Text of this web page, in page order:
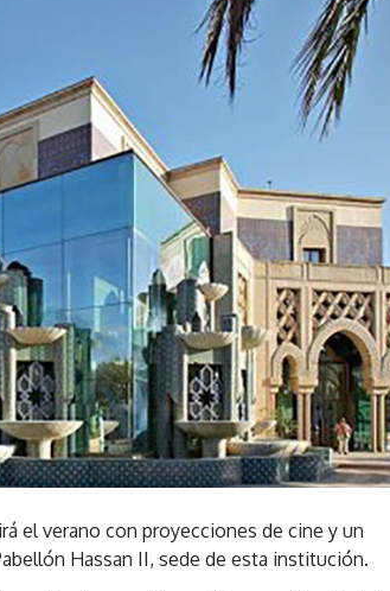
el verano con proyecciones de cine y un
Hassan II, sede de esta institución.